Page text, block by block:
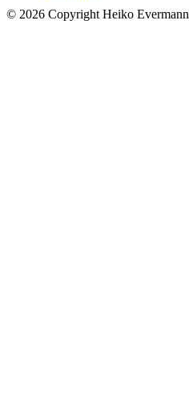
© 2026 Copyright Heiko Evermann